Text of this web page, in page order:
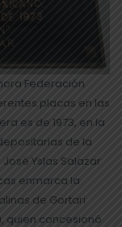
Federación
placas en las
es de 1973, en la
de la
Yslas Salazar
enmarca la
de Gortari
quien concesionó